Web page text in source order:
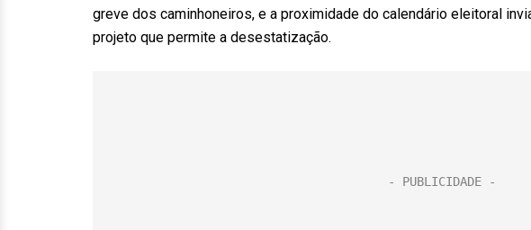
greve dos caminhoneiros, e a proximidade do calendário eleitoral
projeto que permite a desestatização.